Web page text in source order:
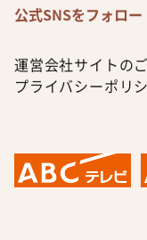
公式SNSをフォロー
運営会社サイトの
プライバシーポリ